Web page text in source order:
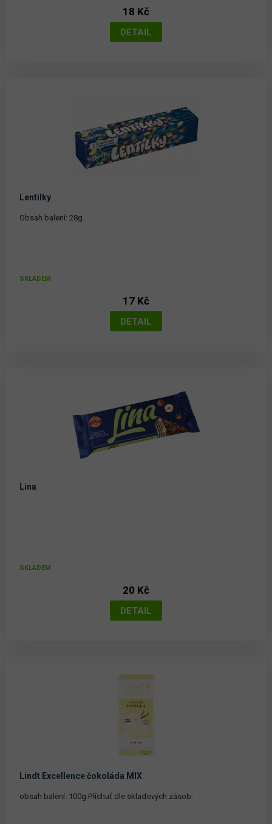
18 Kč
Lentilky
Obsah balení: 28g
SKLADEM
17 Kč
Lina
SKLADEM
20 Kč
Lindt Excellence čokoláda MIX
obsah balení: 100g Příchuť dle skladových zásob.